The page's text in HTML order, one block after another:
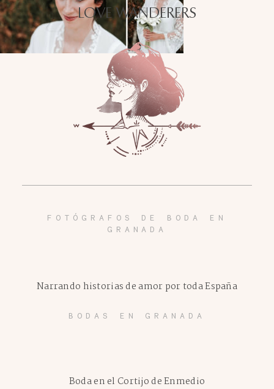
LOVE WANDERERS
FOTÓGRAFOS DE BODA EN
GRANADA
BODAS EN GRANADA
Boda en el Cortijo de Enmedio
Narrando historias de amor por toda España